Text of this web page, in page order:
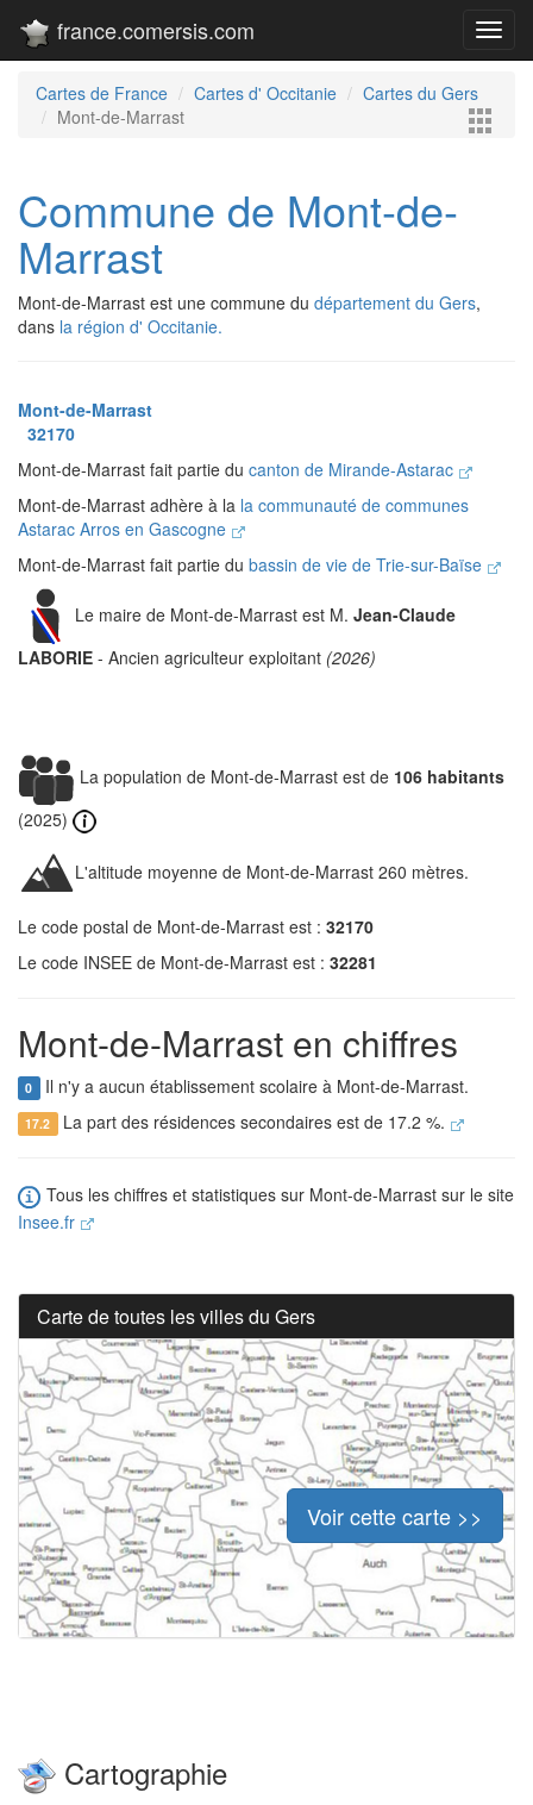
france.comersis.com
Cartes de France Cartes d' Occitanie
Cartes du Gers
Mont-de-Marrast
Commune de Mont-de-
Marrast
Mont-de-Marrast est une commune du département du Gers,
dans la région d' Occitanie.
Mont-de-Marrast
32170
Mont-de-Marrast fait partie du canton de Mirande-Astarac
Mont-de-Marrast adhère à la la communauté de communes
Astarac Arros en Gascogne
Mont-de-Marrast fait partie du bassin de vie de Trie-sur-Baïse
Le maire de Mont-de-Marrast est M. Jean-Claude
LABORIE - Ancien agriculteur exploitant (2026)
La population de Mont-de-Marrast est de 106 habitants
(2025)
L'altitude moyenne de Mont-de-Marrast 260 mètres.
Le code postal de Mont-de-Marrast est : 32170
Le code INSEE de Mont-de-Marrast est : 32281
Mont-de-Marrast en chiffres
0 Il n'y a aucun établissement scolaire à Mont-de-Marrast.
17.2 La part des résidences secondaires est de 17.2 %.
Tous les chiffres et statistiques sur Mont-de-Marrast sur le site
Insee.fr
Carte de toutes les villes du Gers
Voir cette carte >>
Cartographie